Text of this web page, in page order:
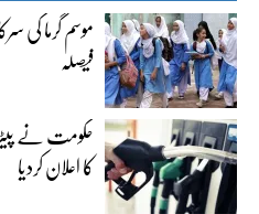
موسم گرما کی
فیصلہ
حکومت نے
کا اعلان کردیا